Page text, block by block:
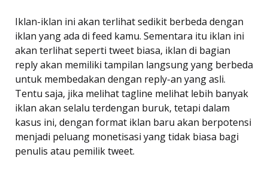
Iklan-iklan ini akan terlihat sedikit berbeda dengan
iklan yang ada di feed kamu. Sementara itu iklan ini
akan terlihat seperti tweet biasa, iklan di bagian
reply akan memiliki tampilan langsung yang berbeda
untuk membedakan dengan reply-an yang asli.
Tentu saja, jika melihat tagline melihat lebih banyak
iklan akan selalu terdengan buruk, tetapi dalam
kasus ini, dengan format iklan baru akan berpotensi
menjadi peluang monetisasi yang tidak biasa bagi
penulis atau pemilik tweet.